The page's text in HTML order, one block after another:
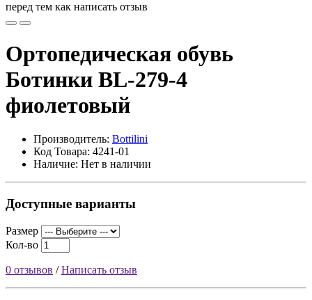
перед тем как написать отзыв
Ортопедическая обувь
Ботинки BL-279-4
фиолетовый
Производитель: Bottilini
Код Товара: 4241-01
Наличие: Нет в наличии
Доступные варианты
Размер
Кол-во
0 отзывов /Написать отзыв